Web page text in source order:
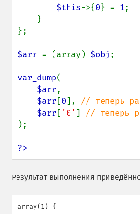
$this->{0} = 1;
};
$arr = (array) $obj ;
var_dump(
$arr,
$arr [0], // теперь
$arr [ '0' ]
);
?>
Результат выполнения
array(1) {